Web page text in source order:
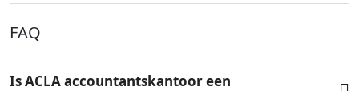
FAQ
Is ACLA accountantskantoor een